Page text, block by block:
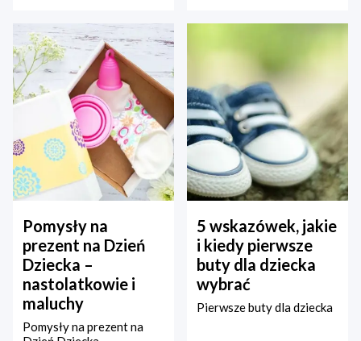
Pomysły na
prezent na Dzień
Dziecka –
nastolatkowie i
maluchy
Pomysły na prezent na
5 wskazówek, jakie
i kiedy pierwsze
buty dla dziecka
wybrać
Pierwsze buty dla dziecka